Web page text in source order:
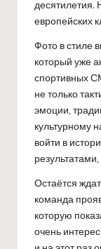
десятилетия.
европейских
Фото в стиле
который уже
спортивных
не только
эмоции,
культурному
войти в
Остаётся
команда
которую
очень